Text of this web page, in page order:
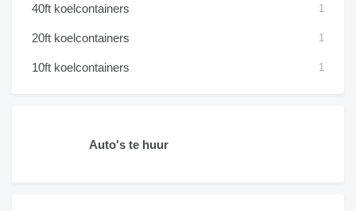
40ft koelcontainers 1
20ft koelcontainers 1
10ft koelcontainers 1
Auto's te huur